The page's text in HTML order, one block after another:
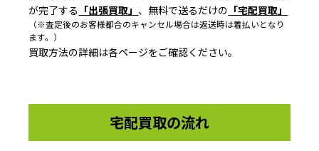
が完了する 「出張買取」 、無料で送るだけの 「宅配買取」
（※査定後のお客様都合のキャンセル場合は返送時は着払いとなり
ます。）
買取方法の詳細は各ページをご確認ください。
宅配買取の流れ